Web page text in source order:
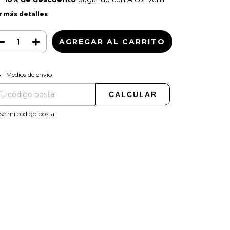
más detalles
para el CP:
Medios de envío
CALCULAR
mi código postal